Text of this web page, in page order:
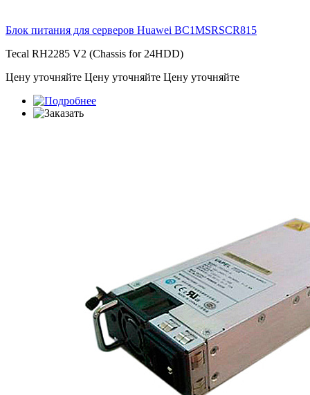
Блок питания для серверов Huawei BC1MSRSCR815
Tecal RH2285 V2 (Chassis for 24HDD)
Цену уточняйте Цену уточняйте Цену уточняйте